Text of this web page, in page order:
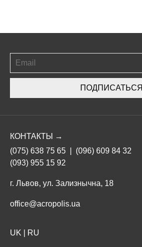
ПОДПИСАТЬСЯ
КОНТАКТЫ →
(075) 638 75 65
(096) 609 84 32
(093) 955 15 92
г. Львов, ул. Зализнычна, 18
office@acropolis.ua
UK RU